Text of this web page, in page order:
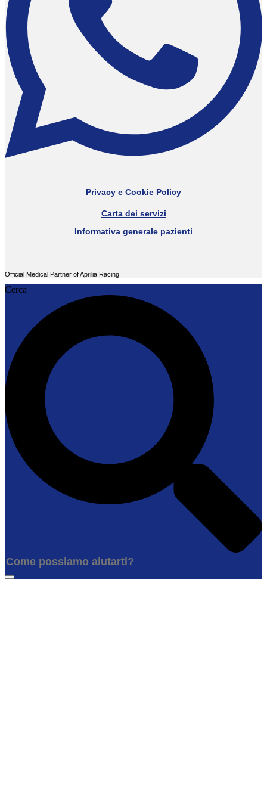
Privacy e Cookie Policy
Carta dei servizi
Informativa generale pazienti
Official Medical Partner of Aprilia Racing
Cerca